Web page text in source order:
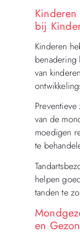
bij
Kinderen
benadering
van
van de
moedigen
te
helpen
tanden te
en